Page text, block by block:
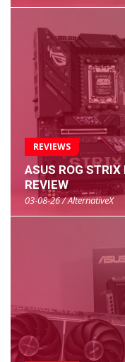
REVIEWS
ASUS ROG
REVIEW
03-08-26 / AlternativeX